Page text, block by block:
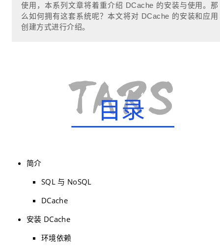
使用，本系列文章将着重介绍 DCache 的安装与使用。那
么如何拥有这套系统呢？本文将对 DCache 的安装和应用
创建方式进行介绍。
简介
SQL 与 NoSQL
DCache
安装 DCache
环境依赖